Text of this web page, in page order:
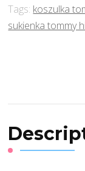
Tags: koszulka
sukienka tommy